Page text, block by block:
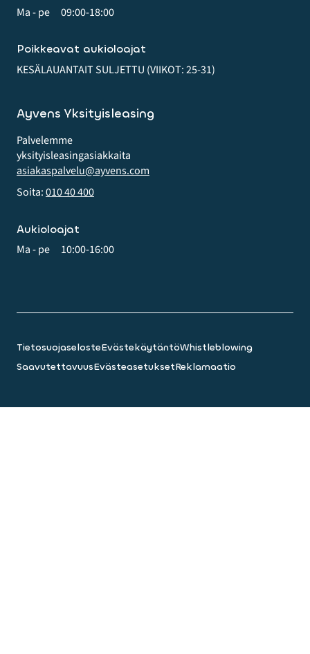
Ma - pe 09:00-18:00
Poikkeavat aukioloajat
KESÄLAUANTAIT SULJETTU (VIIKOT: 25-31)
Ayvens Yksityisleasing
Palvelemme
yksityis­leasing­asiakkaita
asiakaspalvelu@ayvens.com
Soita:010 40 400
Aukioloajat
Ma - pe 10:00-16:00
TietosuojaselosteEvästekäytäntöWhistleblowing
SaavutettavuusEvästeasetuksetReklamaatio